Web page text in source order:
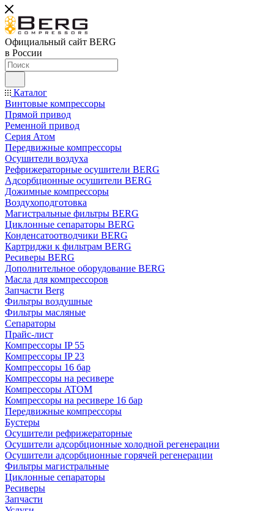
Официальный сайт BERG
в России
Каталог
Винтовые компрессоры
Прямой привод
Ременной привод
Серия Атом
Передвижные компрессоры
Осушители воздуха
Рефрижераторные осушители BERG
Адсорбционные осушители BERG
Дожимные компрессоры
Воздухоподготовка
Магистральные фильтры BERG
Циклонные сепараторы BERG
Конденсатоотводчики BERG
Картриджи к фильтрам BERG
Ресиверы BERG
Дополнительное оборудование BERG
Масла для компрессоров
Запчасти Berg
Фильтры воздушные
Фильтры масляные
Сепараторы
Прайс-лист
Компрессоры IP 55
Компрессоры IP 23
Компрессоры 16 бар
Компрессоры на ресивере
Компрессоры ATOM
Компрессоры на ресивере 16 бар
Передвижные компрессоры
Бустеры
Осушители рефрижераторные
Осушители адсорбционные холодной регенерации
Осушители адсорбционные горячей регенерации
Фильтры магистральные
Циклонные сепараторы
Ресиверы
Запчасти